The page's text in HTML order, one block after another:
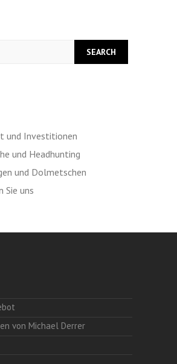
und Investitionen
und Headhunting
und Dolmetschen
Sie uns
von Michael Derrer